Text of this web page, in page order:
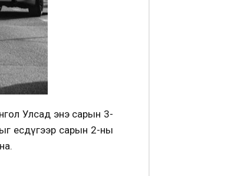
Улсад энэ сарын 3-
есдүгээр сарын 2-ны